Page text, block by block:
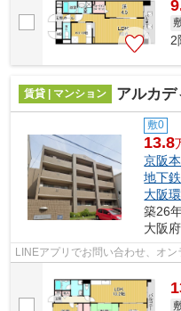
2
賃貸 | マンション アルカデ
敷0
13.8
京阪
地下
大阪
築26
大阪府
LINEアプリでお問い合わせ、オン